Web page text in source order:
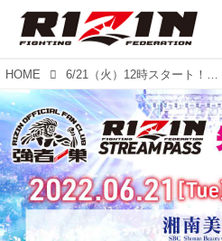
HOME 6/21（火）12時スタート！湘南美容クリニック presents RIZIN.37 ファンクラブ先着先行 / RIZIN STREAM PASS先着先行受付！